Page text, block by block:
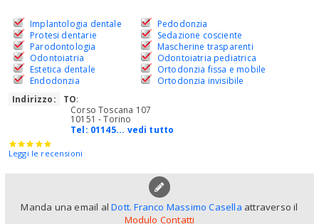
Implantologia dentale
Protesi dentarie
Parodontologia
Odontoiatria
Estetica dentale
Endodonzia
Pedodonzia
Sedazione cosciente
Mascherine trasparenti
Odontoiatria pediatrica
Ortodonzia fissa e mobile
Ortodonzia invisibile
Indirizzo:
TO:
Corso Toscana 107
10151 - Torino
Tel: 01145... vedi tutto
Leggi le recensioni
Manda una email alDott. Franco Massimo Casella attraverso il
Modulo Contatti